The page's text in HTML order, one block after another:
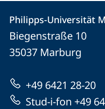
Kontakt
und
Informationen
zur
Website
Philipps-
Universität
Marburg
Philipps-Universität
Biegenstraße 10
35037 Marburg
+49 6421 28-20
Stud-i-fon +49